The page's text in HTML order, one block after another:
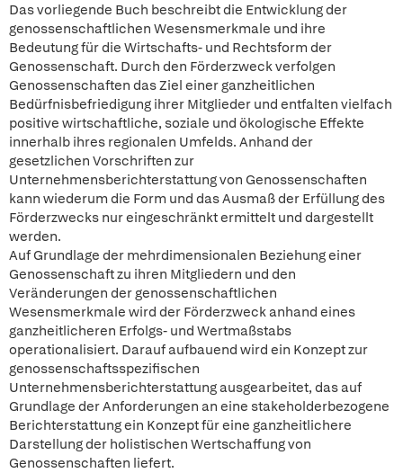
Das vorliegende Buch beschreibt die Entwicklung der
genossenschaftlichen Wesensmerkmale und ihre
Bedeutung für die Wirtschafts- und Rechtsform der
Genossenschaft. Durch den Förderzweck verfolgen
Genossenschaften das Ziel einer ganzheitlichen
Bedürfnisbefriedigung ihrer Mitglieder und entfalten vielfach
positive wirtschaftliche, soziale und ökologische Effekte
innerhalb ihres regionalen Umfelds. Anhand der
gesetzlichen Vorschriften zur
Unternehmensberichterstattung von Genossenschaften
kann wiederum die Form und das Ausmaß der Erfüllung des
Förderzwecks nur eingeschränkt ermittelt und dargestellt
werden.
Auf Grundlage der mehrdimensionalen Beziehung einer
Genossenschaft zu ihren Mitgliedern und den
Veränderungen der genossenschaftlichen
Wesensmerkmale wird der Förderzweck anhand eines
ganzheitlicheren Erfolgs- und Wertmaßstabs
operationalisiert. Darauf aufbauend wird ein Konzept zur
genossenschaftsspezifischen
Unternehmensberichterstattung ausgearbeitet, das auf
Grundlage der Anforderungen an eine stakeholderbezogene
Berichterstattung ein Konzept für eine ganzheitlichere
Darstellung der holistischen Wertschaffung von
Genossenschaften liefert.